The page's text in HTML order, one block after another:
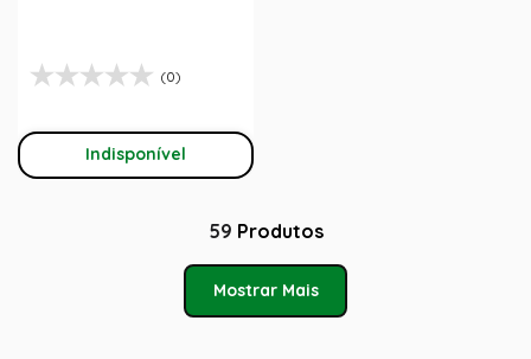
(0)
Indisponível
59 Produtos
Mostrar Mais